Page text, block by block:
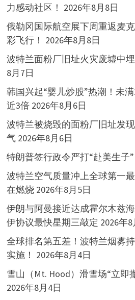
力感动社区！ 2026年8月8日
俄勒冈国际航空展下周重返麦
彩飞行！ 2026年8月8日
波特兰面粉厂旧址火灾废墟中
8月7日
韩国兴起“婴儿炒股”热潮！未
近3倍 2026年8月6日
波特兰被烧毁的面粉厂旧址发
气 2026年8月6日
特朗普签行政令严打“赴美生子”
波特兰空气质量冲上全球第一
在燃烧 2026年8月5日
伊朗与阿曼接近达成霍尔木兹
伊协议最快星期三敲定 2026年8
全球排名第五差！波特兰烟雾
实施！ 2026年8月4日
雪山（Mt. Hood）滑雪场“立即
2026年8月4日